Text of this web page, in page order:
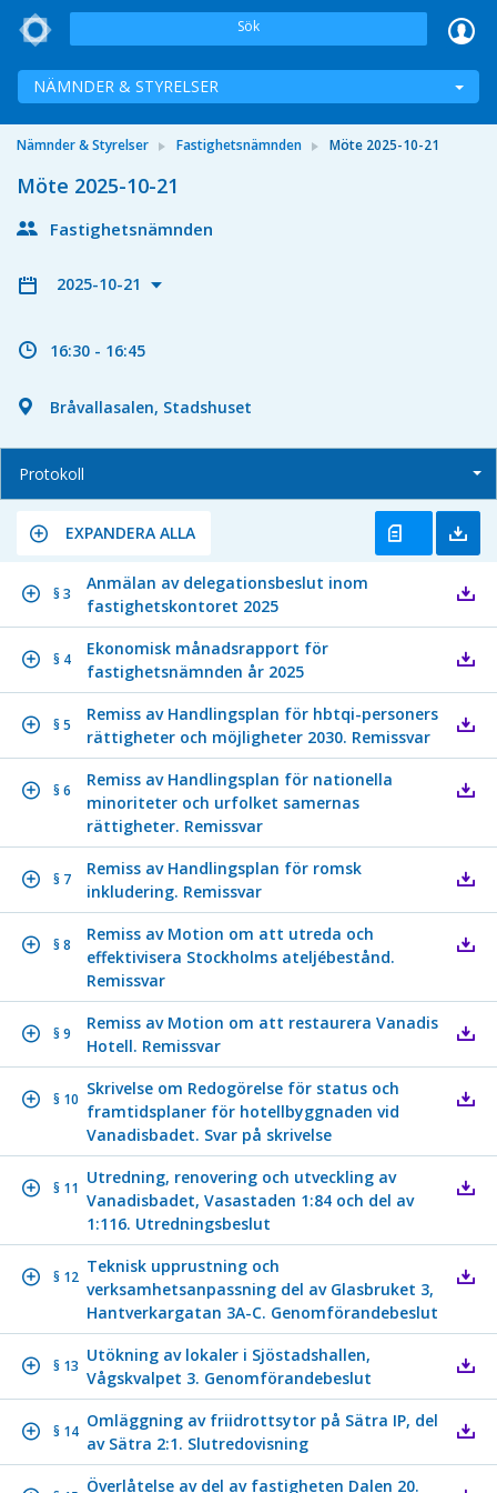
Sök
NÄMNDER & STYRELSER
Nämnder & Styrelser Fastighetsnämnden Möte 2025-10-21
Möte 2025-10-21
Fastighetsnämnden
2025-10-21
16:30 - 16:45
Bråvallasalen, Stadshuset
Protokoll
EXPANDERA ALLA
§ 3
Anmälan av delegationsbeslut inom
fastighetskontoret 2025
§ 4
Ekonomisk månadsrapport för
fastighetsnämnden år 2025
§ 5
Remiss av Handlingsplan för hbtqi-personers
rättigheter och möjligheter 2030. Remissvar
§ 6
Remiss av Handlingsplan för nationella
minoriteter och urfolket samernas
rättigheter. Remissvar
§ 7
Remiss av Handlingsplan för romsk
inkludering. Remissvar
§ 8
Remiss av Motion om att utreda och
effektivisera Stockholms ateljébestånd.
Remissvar
§ 9
Remiss av Motion om att restaurera Vanadis
Hotell. Remissvar
§ 10
Skrivelse om Redogörelse för status och
framtidsplaner för hotellbyggnaden vid
Vanadisbadet. Svar på skrivelse
§ 11
Utredning, renovering och utveckling av
Vanadisbadet, Vasastaden 1:84 och del av
1:116. Utredningsbeslut
§ 12
Teknisk upprustning och
verksamhetsanpassning del av Glasbruket 3,
Hantverkargatan 3A-C. Genomförandebeslut
§ 13
Utökning av lokaler i Sjöstadshallen,
Vågskvalpet 3. Genomförandebeslut
§ 14
Omläggning av friidrottsytor på Sätra IP, del
av Sätra 2:1. Slutredovisning
Överlåtelse av del av fastigheten Dalen 20.